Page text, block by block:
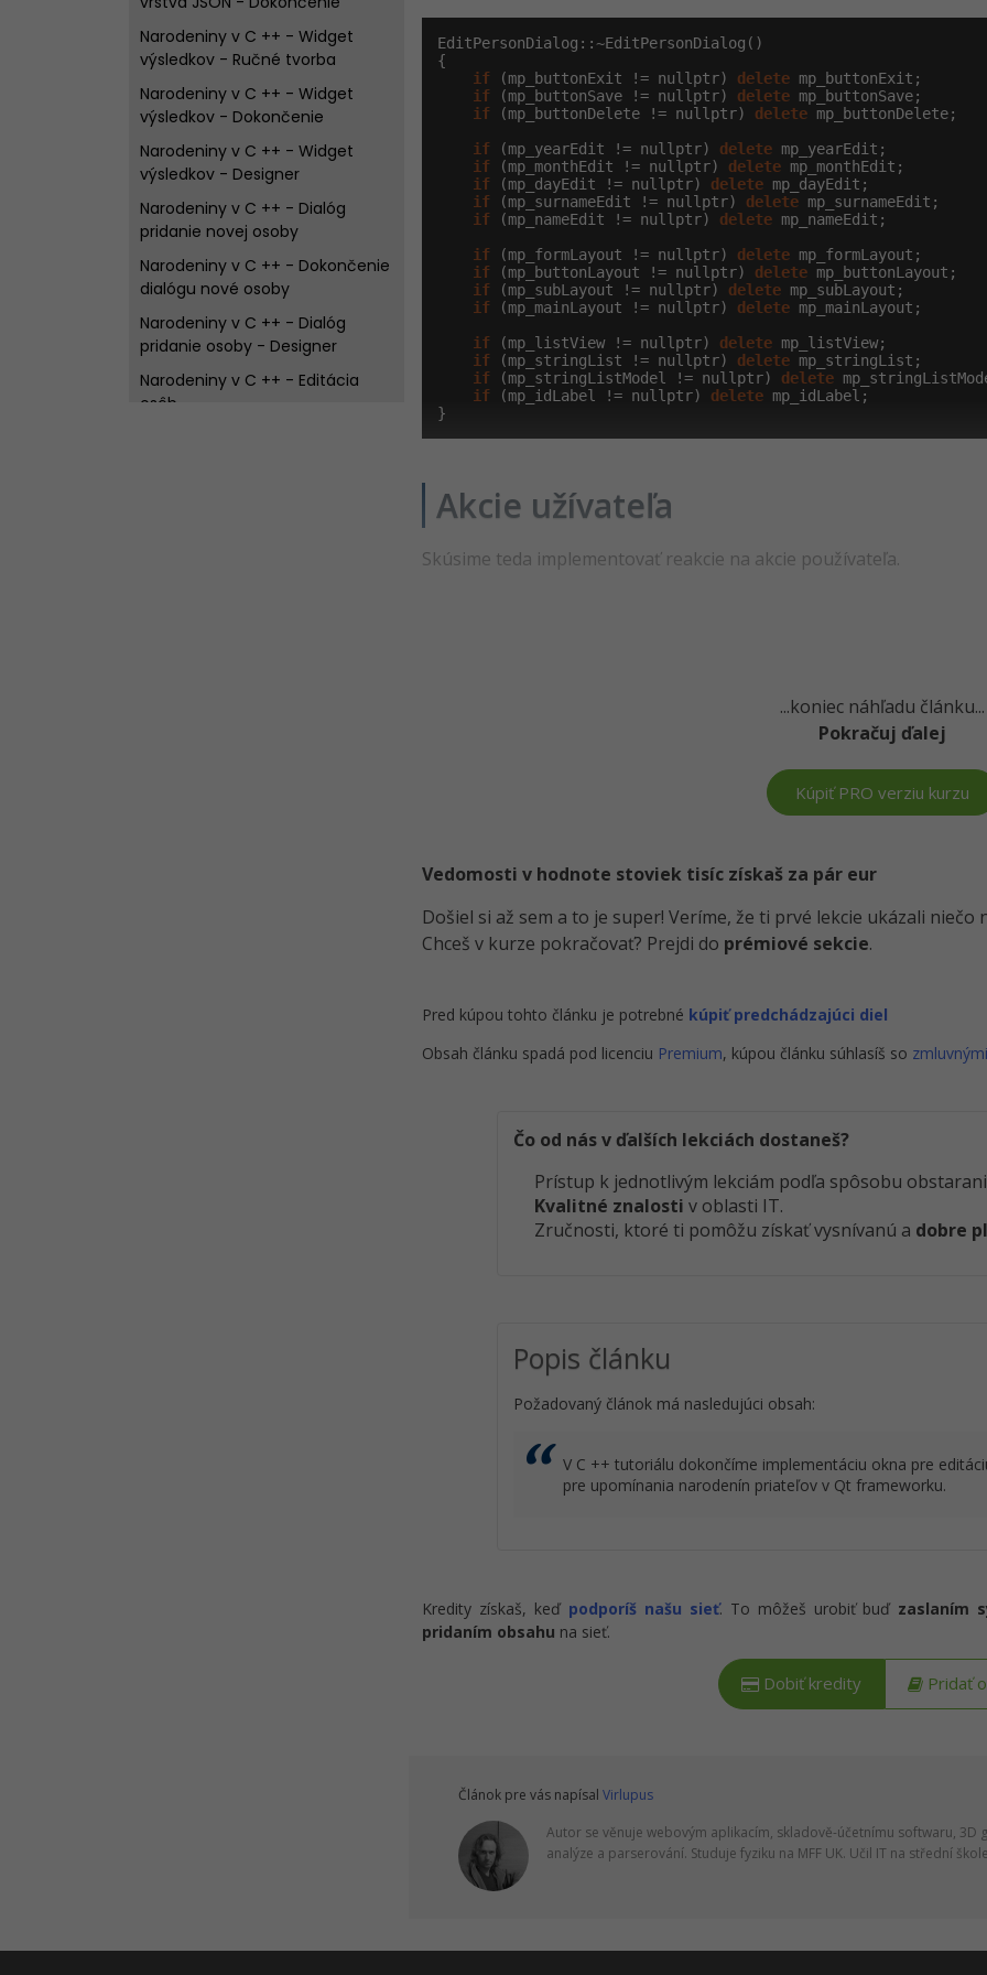
Narodeniny v C ++ - Widget
výsledkov - Ručné tvorba
Narodeniny v C ++ - Widget
výsledkov - Dokončenie
Narodeniny v C ++ - Widget
výsledkov - Designer
Narodeniny v C ++ - Dialóg
pridanie novej osoby
Narodeniny v C ++ - Dokončenie
dialógu nové osoby
Narodeniny v C ++ - Dialóg
pridanie osoby - Designer
Narodeniny v C ++ - Editácia
osôb
EditPersonDialog::~EditPersonDialog()
{
if (mp_buttonExit != nullptr) delete mp_buttonExit;
if (mp_buttonSave != nullptr) delete mp_buttonSave;
if (mp_buttonDelete != nullptr) delete mp_buttonDelete;
if (mp_yearEdit != nullptr) delete mp_yearEdit;
if (mp_monthEdit != nullptr) delete mp_monthEdit;
if (mp_dayEdit != nullptr) delete mp_dayEdit;
if (mp_surnameEdit != nullptr) delete mp_surnameEdit;
if (mp_nameEdit != nullptr) delete mp_nameEdit;
if (mp_formLayout != nullptr) delete mp_formLayout;
if (mp_buttonLayout != nullptr) delete mp_buttonLayout;
if (mp_subLayout != nullptr) delete mp_subLayout;
if (mp_mainLayout != nullptr) delete mp_mainLayout;
if (mp_listView != nullptr) delete mp_listView;
if (mp_stringList != nullptr) delete mp_stringList;
if (mp_stringListModel != nullptr) delete
if (mp_idLabel != nullptr) delete mp_idLabel;
}
Akcie užívateľa
Skúsime teda implementovať reakcie na akcie používateľa.
...koniec náhľadu článku...
Pokračuj ďalej
Kúpiť PRO verziu kurzu
Vedomosti v hodnote stoviek tisíc získaš za pár eur
Došiel si až sem a to je super! Veríme, že ti prvé lekcie ukázali niečo
Chceš v kurze pokračovať? Prejdi do prémiové sekcie.
Pred kúpou tohto článku je potrebné kúpiť predchádzajúci diel
Obsah článku spadá pod licenciu Premium, kúpou článku súhlasíš so
Čo od nás v ďalších lekciách dostaneš?
Prístup k jednotlivým lekciám podľa spôsobu
Kvalitné znalosti v oblasti IT.
Zručnosti, ktoré ti pomôžu získať vysnívanú a dobre
Popis článku
Požadovaný článok má nasledujúci obsah:
V C ++ tutoriálu dokončíme implementáciu okna pre
pre upomínania narodenín priateľov v Qt frameworku.
Kredity získaš, keď podporíš našu sieť. To môžeš urobiť buď zaslaním
pridaním obsahu na sieť.
Dobiť kredity Pridať
Článok pre vás napísal Virlupus
Autor se věnuje webovým aplikacím, skladově-účetnímu softwaru, 3D
analýze a parserování. Studuje fyziku na MFF UK. Učil IT na střední